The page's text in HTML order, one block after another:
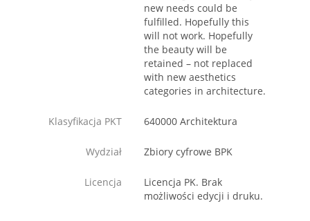
new needs could be
fulfilled. Hopefully this
will not work. Hopefully
the beauty will be
retained – not replaced
with new aesthetics
categories in architecture.
Klasyfikacja PKT 640000 Architektura
Wydział Zbiory cyfrowe BPK
Licencja
Licencja PK. Brak
możliwości edycji i druku.